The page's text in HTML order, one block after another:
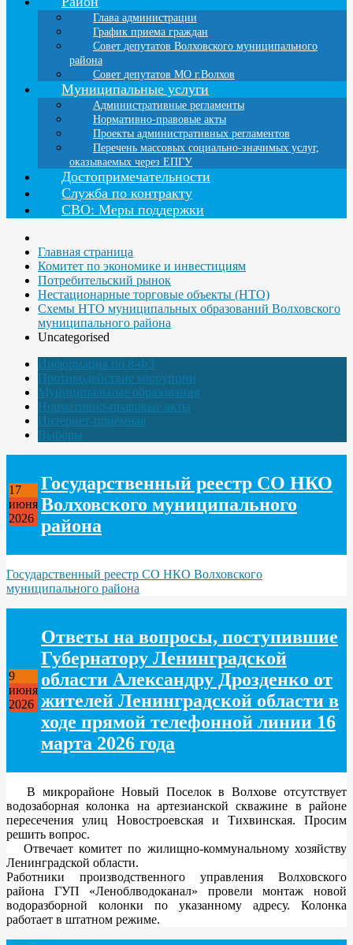
Глава администрации
График приема граждан
Совет депутатов Волховского муниципального
района
Совет депутатов МО г.Волхов
Муниципальные услуги
Административные регламенты
Нормативно-правовые акты
Проекты административных регламентов
Перечень массовых социально-значимых услуг,
оказываемых через ЕПГУ
Достопримечательности
Служба по контракту
СВО: Меры поддержки
Главная страница
Комитет по экономике и инвестициям
Потребительский рынок
Нестационарные торговые объекты (НТО)
Схемы НТО муниципальных образований Волховского
муниципального района
Uncategorised
Информация по 8-ФЗ
Противодействие коррупции
Муниципальные образования
Нормативно-правовые акты
Интернет-приёмная
Выборы
17
июня
2026
Государственный реестр СО НКО
Волховского муниципального
района
Государственный реестр СО НКО Волховского
муниципального района
9
июня
2026
Ответы на вопросы, поступившие
Губернатору Ленинградской
области Александру Дрозденко от
жителей Ленинградской области в
ходе прямой телефонной линии 16
марта 2026 года
В микрорайоне Новый Поселок в Волхове отсутствует
водозаборная колонка на артезианской скважине в районе
пересечения улиц Новостроевская и Тихвинская. Просим
решить вопрос.
Отвечает комитет по жилищно-коммунальному хозяйству
Ленинградской области.
Работники производственного управления Волховского
района ГУП «Леноблводоканал» провели монтаж новой
водоразборной колонки по указанному адресу. Колонка
работает в штатном режиме.